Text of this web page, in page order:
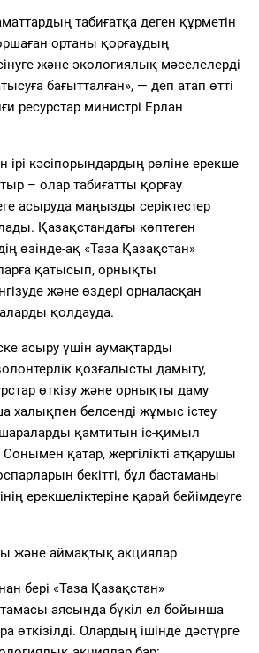
табиғатқа деген құрметін
ортаны қорғаудың
және экологиялық мәселелерді
бағытталған», — деп атап өтті
ресурстар министрі Ерлан
ірі кәсіпорындардың рөліне ерекше
– олар табиғатты қорғау
асыруда маңызды серіктестер
Қазақстандағы көптеген
өзінде-ақ «Таза Қазақстан»
қатысып, орнықты
және өздері орналасқан
қолдауда.
асыру үшін аумақтарды
қозғалысты дамыту,
өткізу және орнықты даму
халықпен белсенді жұмыс істеу
шараларды қамтитын іс-қимыл
қатар, жергілікті атқарушы
бекітті, бұл бастаманы
ерекшеліктеріне қарай бейімдеуге
және аймақтық акциялар
бері «Таза Қазақстан»
аясында бүкіл ел бойынша
өткізілді. Олардың ішінде дәстүрге